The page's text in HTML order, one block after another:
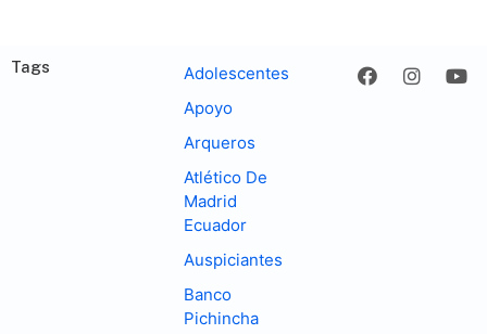
Tags
Adolescentes
Apoyo
Arqueros
Atlético De
Madrid
Ecuador
Auspiciantes
Banco
Pichincha